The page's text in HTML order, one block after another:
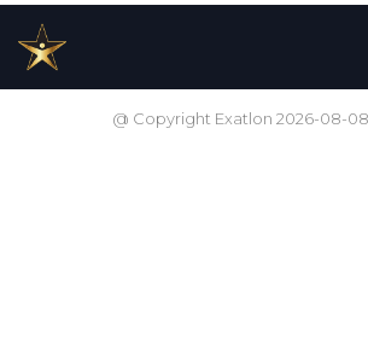
@ Copyright Exatlon 2026-08-08